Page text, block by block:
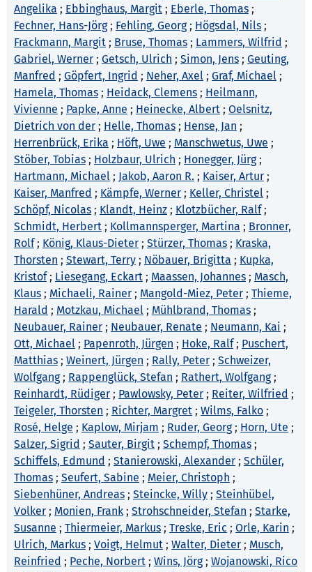
Angelika ; Ebbinghaus, Margit ; Eberle, Thomas ;
Fechner, Hans-Jörg; Fehling, Georg; Högsdal, Nils ;
Frackmann, Margit ; Bruse, Thomas ; Lammers, Wilfrid ;
Gabriel, Werner ; Getsch, Ulrich ; Simon, Jens ; Geuting,
Manfred ; Göpfert, Ingrid ; Neher, Axel ; Graf, Michael ;
Hamela, Thomas ; Heidack, Clemens ; Heilmann,
Vivienne ; Papke, Anne ; Heinecke, Albert ; Oelsnitz,
Dietrich von der ; Helle, Thomas ; Hense, Jan ;
Herrenbrück, Erika ; Höft, Uwe ; Manschwetus, Uwe ;
Stöber, Tobias ; Holzbaur, Ulrich ; Honegger, Jürg;
Hartmann, Michael ; Jakob, Aaron R. ; Kaiser, Artur ;
Kaiser, Manfred ; Kämpfe, Werner ; Keller, Christel ;
Schöpf, Nicolas ; Klandt, Heinz ; Klotzbücher, Ralf;
Schmidt, Herbert ; Kollmannsperger, Martina ; Bronner,
Rolf; König, Klaus-Dieter ; Stürzer, Thomas ; Kraska,
Thorsten ; Stewart, Terry ; Nöbauer, Brigitta ; Kupka,
Kristof; Liesegang, Eckart ; Maassen, Johannes ; Masch,
Klaus ; Michaeli, Rainer ; Mangold-Miez, Peter ; Thieme,
Harald ; Motzkau, Michael ; Mühlbrand, Thomas ;
Neubauer, Rainer ; Neubauer, Renate ; Neumann, Kai ;
Ott, Michael ; Papenroth, Jürgen ; Hoke, Ralf; Puschert,
Matthias ; Weinert, Jürgen ; Rally, Peter ; Schweizer,
Wolfgang; Rappenglück, Stefan ; Rathert, Wolfgang;
Reinhardt, Rüdiger ; Pawlowsky, Peter ; Reiter, Wilfried ;
Teigeler, Thorsten ; Richter, Margret ; Wilms, Falko ;
Rosé, Helge ; Kaplow, Mirjam ; Ruder, Georg; Horn, Ute ;
Salzer, Sigrid ; Sauter, Birgit ; Schempf, Thomas ;
Schiffels, Edmund ; Stanierowski, Alexander ; Schüler,
Thomas ; Seufert, Sabine ; Meier, Christoph ;
Siebenhüner, Andreas ; Steincke, Willy ; Steinhübel,
Volker ; Monien, Frank ; Strohschneider, Stefan ; Starke,
Susanne ; Thiermeier, Markus ; Treske, Eric ; Orle, Karin ;
Ulrich, Markus ; Voigt, Helmut ; Walter, Dieter ; Musch,
Reinfried ; Peche, Norbert ; Wins, Jörg; Wojanowski, Rico